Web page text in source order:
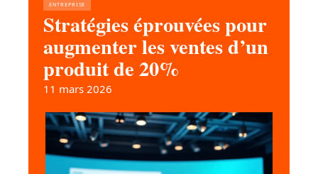
ENTREPRISE
Stratégies éprouvées pour
augmenter les ventes d’un
produit de 20%
11 mars 2026